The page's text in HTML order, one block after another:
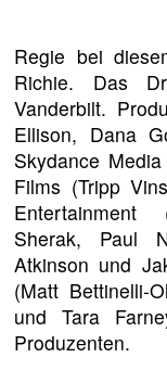
Regie bei
Richie. Das
Vanderbilt.
Ellison, Dana
Skydance
Films (Tripp
Sherak, Paul
Atkinson und
(Matt Bettinelli-
und Tara
Produzenten.